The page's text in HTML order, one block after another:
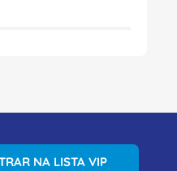
NA LISTA VIP